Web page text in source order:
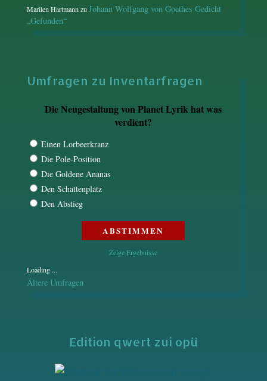
Marilen HartmannzuJohann Wolfgang von Goethes Gedicht
„Gefunden“
Umfragen zu Inventarfragen
Die Neugestaltung von Planet Lyrik hat was
verdient?
Einen Lorbeerkranz
Die Pole-Position
Die Goldene Ananas
Den Schattenplatz
Den Abstieg
Zeige Ergebnisse
Loading ...
Ältere Umfragen
Edition qwert zui opü